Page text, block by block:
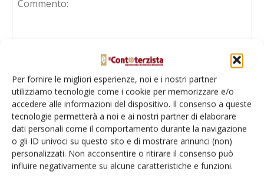
Per fornire le migliori esperienze, noi e i nostri partner
utilizziamo tecnologie come i cookie per memorizzare e/o
accedere alle informazioni del dispositivo. Il consenso a queste
tecnologie permetterà a noi e ai nostri partner di elaborare
dati personali come il comportamento durante la navigazione
o gli ID univoci su questo sito e di mostrare annunci (non)
personalizzati. Non acconsentire o ritirare il consenso può
influire negativamente su alcune caratteristiche e funzioni.